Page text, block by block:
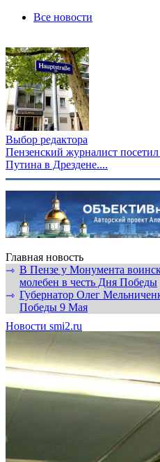
Все новости
Выбор редактора
Пензенский журналист
Путина в Дрездене....
Главная новость
⇾ В Пензе у Монумента
молебен в честь Дня Победы
⇾ Губернатор Олег
Победы 9 Мая
Новости smi2.ru